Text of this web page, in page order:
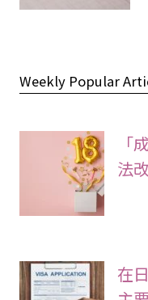
Weekly Popular
「
法
在